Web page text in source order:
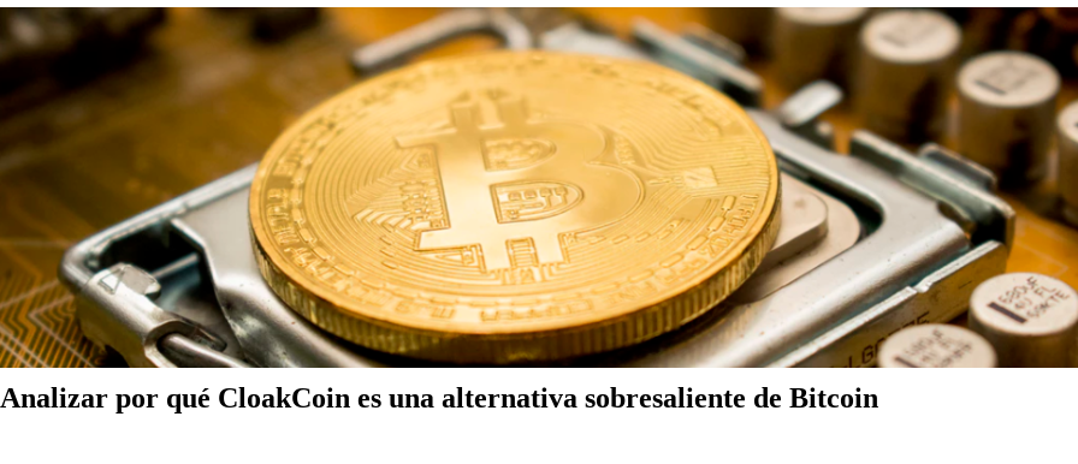
Analizar por qué CloakCoin es una alternativa sobresaliente de Bitcoin